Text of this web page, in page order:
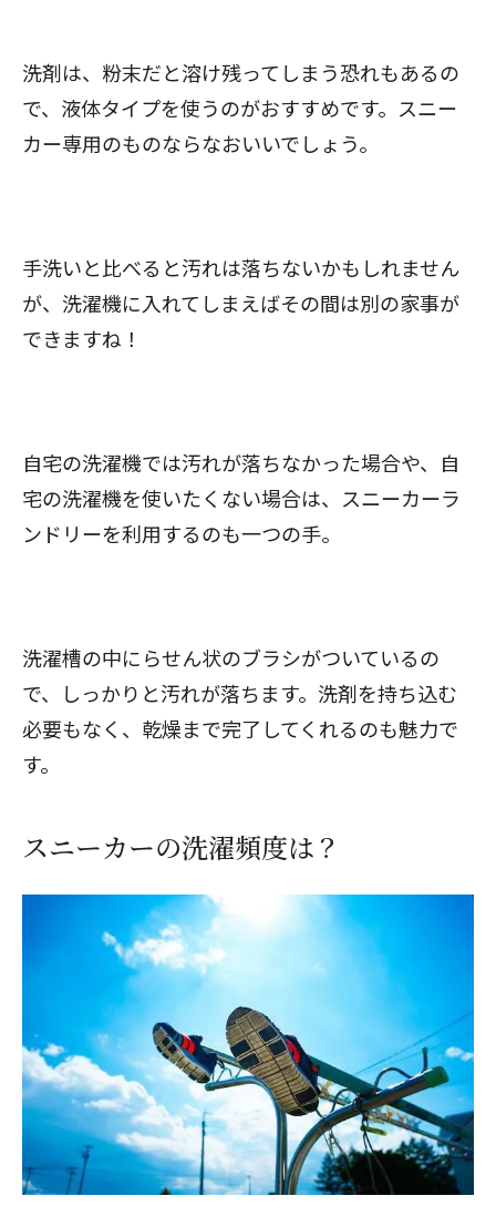
洗剤は、粉末だと溶け残ってしまう恐れもあるの
で、液体タイプを使うのがおすすめです。スニー
カー専用のものならなおいいでしょう。
手洗いと比べると汚れは落ちないかもしれません
が、洗濯機に入れてしまえばその間は別の家事が
できますね！
自宅の洗濯機では汚れが落ちなかった場合や、自
宅の洗濯機を使いたくない場合は、スニーカーラ
ンドリーを利用するのも一つの手。
洗濯槽の中にらせん状のブラシがついているの
で、しっかりと汚れが落ちます。洗剤を持ち込む
必要もなく、乾燥まで完了してくれるのも魅力で
す。
スニーカーの洗濯頻度は？